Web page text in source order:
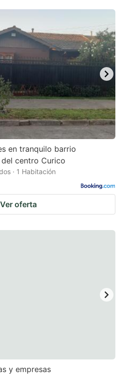
en tranquilo barrio
centro Curico
· 1 Habitación
Ver oferta
y empresas